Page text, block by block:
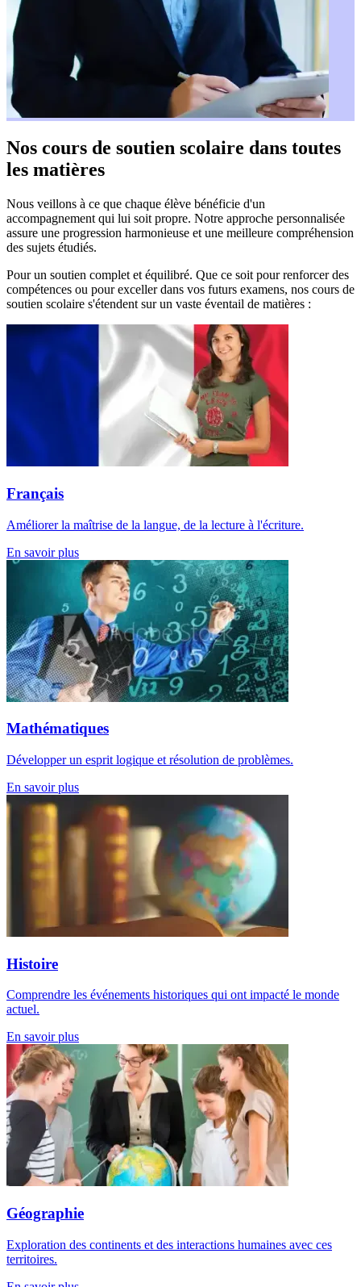
Nos cours de soutien scolaire dans toutes
les matières
Nous veillons à ce que chaque élève bénéficie d'un
accompagnement qui lui soit propre. Notre approche personnalisée
assure une progression harmonieuse et une meilleure compréhension
des sujets étudiés.
Pour un soutien complet et équilibré. Que ce soit pour renforcer des
compétences ou pour exceller dans vos futurs examens, nos cours de
soutien scolaire s'étendent sur un vaste éventail de matières :
Français
Améliorer la maîtrise de la langue, de la lecture à l'écriture.
En savoir plus
Mathématiques
Développer un esprit logique et résolution de problèmes.
En savoir plus
Histoire
Comprendre les événements historiques qui ont impacté le monde
actuel.
En savoir plus
Géographie
Exploration des continents et des interactions humaines avec ces
territoires.